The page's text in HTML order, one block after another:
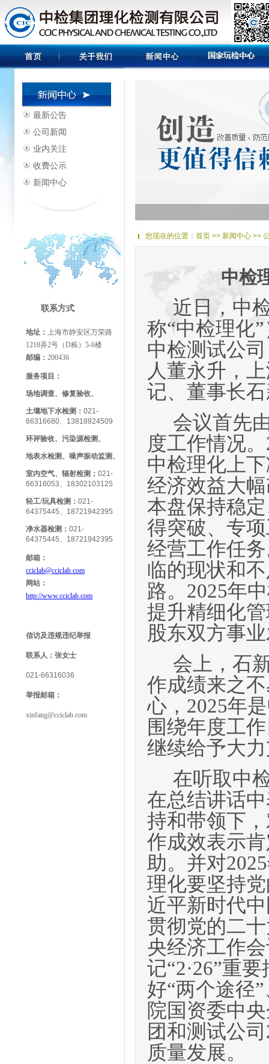
最新公告
公司新闻
业内关注
收费公示
新闻中心
联系方式
地址： 上海市静安区万荣路
1218弄2号（D栋）5-6楼
邮编： 200436
服务项目：
场地调查、修复验收、
土壤地下水检测： 021-
66316680、13818824509
环评验收、污染源检测、
地表水检测、噪声振动监测、
室内空气、辐射检测； 021-
66316053、18302103125
轻工/玩具检测 ： 021-
64375445、18721942395
净水器检测： 021-
64375445、18721942395
邮箱：
cciclab@cciclab.com
网站：
http://www.cciclab.com
信访及违规违纪举报
联系人： 张女士
021-66316036
举报邮箱：
xinfang@cciclab.com
您现在的位置： 首页 >> 新闻中心 >>
中检
近日，中
称“中检理化
中检测试公
人董永升，
记、董事长
会议首先
度工作情况
中检理化上
经济效益大
本盘保持稳
得突破、专
经营工作任
临的现状和
路。2025年
提升精细化
股东双方事
会上，石
作成绩来之
心，2025年
围绕年度工
继续给予大
在听取中
在总结讲话
持和带领下
作成效表示
助。并对
理化要坚持
近平新时代
贯彻党的二
央经济工作
记“2·26”重
好“两个途径
院国资委中
团和测试公
质量发展。